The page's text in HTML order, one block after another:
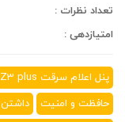
تعداد نظرات :
امتیازدهی :
پنل اعلام سرقت Z3 plus
حافظت و امنیت
داشتن ۶ زون